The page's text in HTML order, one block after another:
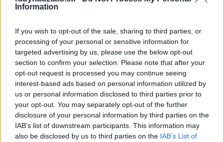
Information
If you wish to opt-out of the sale, sharing to third parties, or
processing of your personal or sensitive information for
targeted advertising by us, please use the below opt-out
section to confirm your selection. Please note that after your
opt-out request is processed you may continue seeing
interest-based ads based on personal information utilized by
us or personal information disclosed to third parties prior to
your opt-out. You may separately opt-out of the further
disclosure of your personal information by third parties on the
IAB’s list of downstream participants. This information may
also be disclosed by us to third parties on the IAB’s List of
Archives
júl 2026
február 2026
január 2026
november 2025
júl 2025